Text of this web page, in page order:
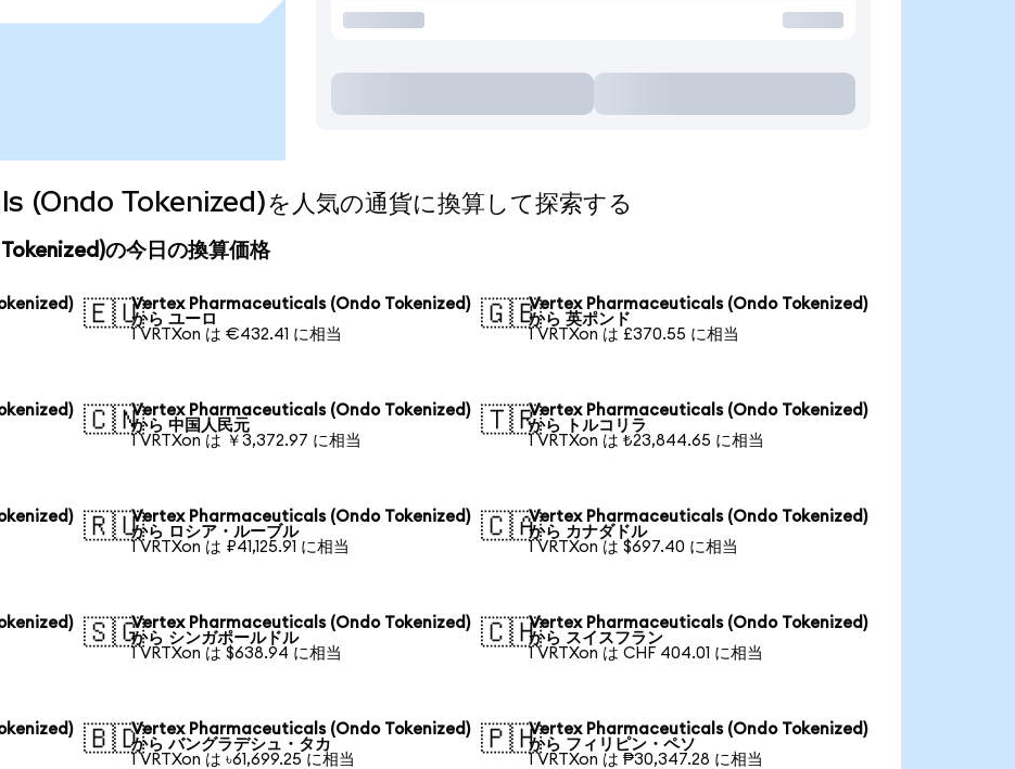
Tokenized)を人気の通貨に換算して探索する
の今日の換算価格
🇪🇺Vertex Pharmaceuticals (Ondo Tokenized)
から ユーロ
1 VRTXon は €432.41 に相当
🇬🇧Vertex Pharmaceuticals (Ondo Tokenized)
から 英ポンド
1 VRTXon は £370.55 に相当
🇨🇳Vertex Pharmaceuticals (Ondo Tokenized)
から 中国人民元
1 VRTXon は ￥3,372.97 に相当
🇹🇷Vertex Pharmaceuticals (Ondo Tokenized)
から トルコリラ
1 VRTXon は ₺23,844.65 に相当
🇷🇺Vertex Pharmaceuticals (Ondo Tokenized)
から ロシア・ルーブル
1 VRTXon は ₽41,125.91 に相当
🇨🇦Vertex Pharmaceuticals (Ondo Tokenized)
から カナダドル
1 VRTXon は $697.40 に相当
🇸🇬Vertex Pharmaceuticals (Ondo Tokenized)
から シンガポールドル
1 VRTXon は $638.94 に相当
🇨🇭Vertex Pharmaceuticals (Ondo Tokenized)
から スイスフラン
1 VRTXon は CHF 404.01 に相当
🇧🇩Vertex Pharmaceuticals (Ondo Tokenized)
から バングラデシュ・タカ
1 VRTXon は ৳61,699.25 に相当
🇵🇭Vertex Pharmaceuticals (Ondo Tokenized)
から フィリピン・ペソ
1 VRTXon は ₱30,347.28 に相当